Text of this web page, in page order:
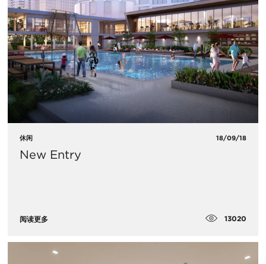
休闲 18/09/18
New Entry
阅读更多 13020